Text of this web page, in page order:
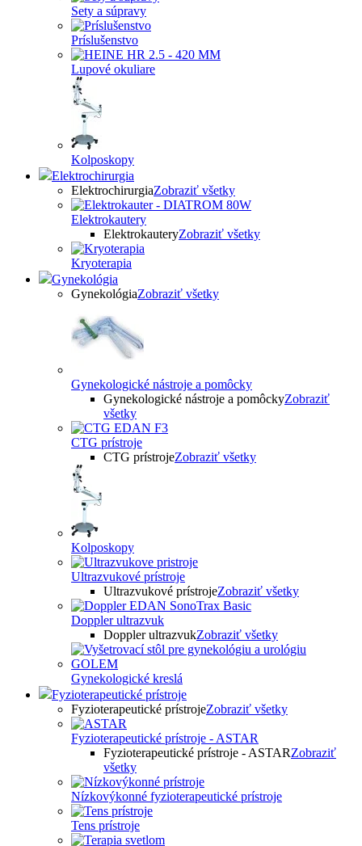
Sety a súpravy
Príslušenstvo
Lupové okuliare
Kolposkopy
Elektrochirurgia
ElektrochirurgiaZobraziť všetky
Elektrokautery
ElektrokauteryZobraziť všetky
Kryoterapia
Gynekológia
GynekológiaZobraziť všetky
Gynekologické nástroje a pomôcky
Gynekologické nástroje a pomôckyZobraziť
všetky
CTG prístroje
CTG prístrojeZobraziť všetky
Kolposkopy
Ultrazvukové prístroje
Ultrazvukové prístrojeZobraziť všetky
Doppler ultrazvuk
Doppler ultrazvukZobraziť všetky
Gynekologické kreslá
Fyzioterapeutické prístroje
Fyzioterapeutické prístrojeZobraziť všetky
Fyzioterapeutické prístroje - ASTAR
Fyzioterapeutické prístroje - ASTARZobraziť
všetky
Nízkovýkonné fyzioterapeutické prístroje
Tens prístroje